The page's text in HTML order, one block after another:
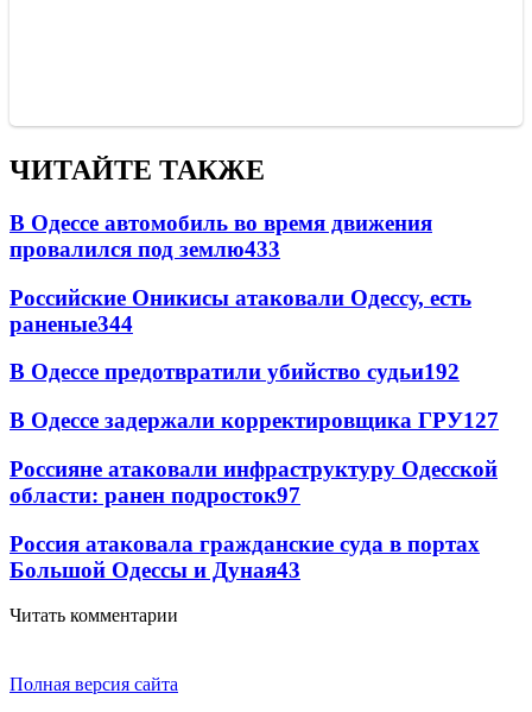
ЧИТАЙТЕ ТАКЖЕ
В Одессе автомобиль во время движения
провалился под землю433
Российские Оникисы атаковали Одессу, есть
раненые344
В Одессе предотвратили убийство судьи192
В Одессе задержали корректировщика ГРУ127
Россияне атаковали инфраструктуру Одесской
области: ранен подросток97
Россия атаковала гражданские суда в портах
Большой Одессы и Дуная43
Читать комментарии
Полная версия сайта